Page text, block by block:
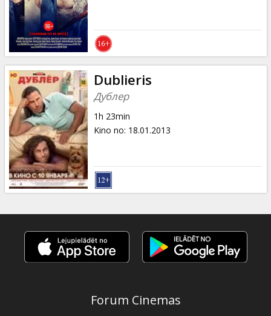
Dublieris
Дублер
1h 23min
Kino no: 18.01.2013
Forum Cinemas